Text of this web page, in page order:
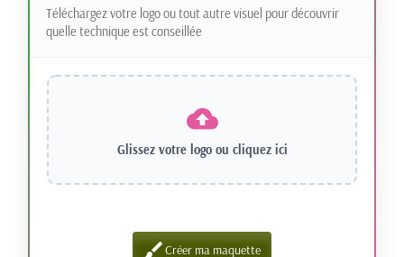
Téléchargez votre logo ou tout autre visuel pour découvrir
quelle technique est conseillée
Glissez votre logo ou cliquez ici
brushCréer ma maquette